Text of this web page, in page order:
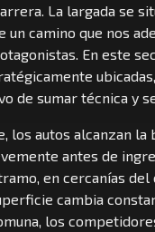
La largada se
un camino que nos
En este
de sumar técnica y
los autos alcanzan la
antes de
en cercanías
cambia
los